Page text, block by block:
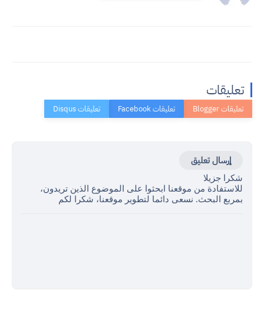
تعليقات
إرسال تعليق
شكرا جزيلا
للاستفادة من موقعنا ابحثوا على الموضوع الذين تريدون،
بمربع البحث. نسعى دائما لتطوير موقعنا، شكرا لكم